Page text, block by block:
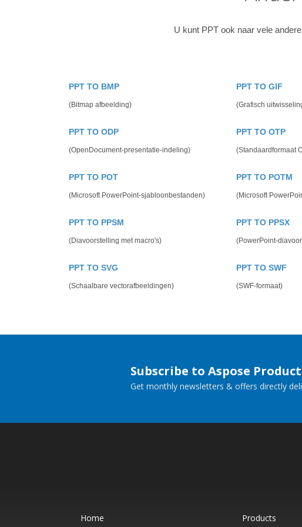
U kunt PPT ook naar vele
PPT TO BMP
(Bitmap afbeelding)
PPT TO GIF
(Grafisch
PPT TO ODP
(OpenDocument-presentatie-indeling)
PPT TO OTP
(Standaardformaat
PPT TO POT
(Microsoft PowerPoint-sjabloonbestanden)
PPT TO POTM
(Microsoft
PPT TO PPSM
(Diavoorstelling met macro's)
PPT TO PPSX
(PowerPoint-
PPT TO SVG
(Schaalbare vectorafbeeldingen)
PPT TO SWF
(SWF-formaat)
Subscribe to Aspose
Get monthly newsletters & offers directly
Home Products